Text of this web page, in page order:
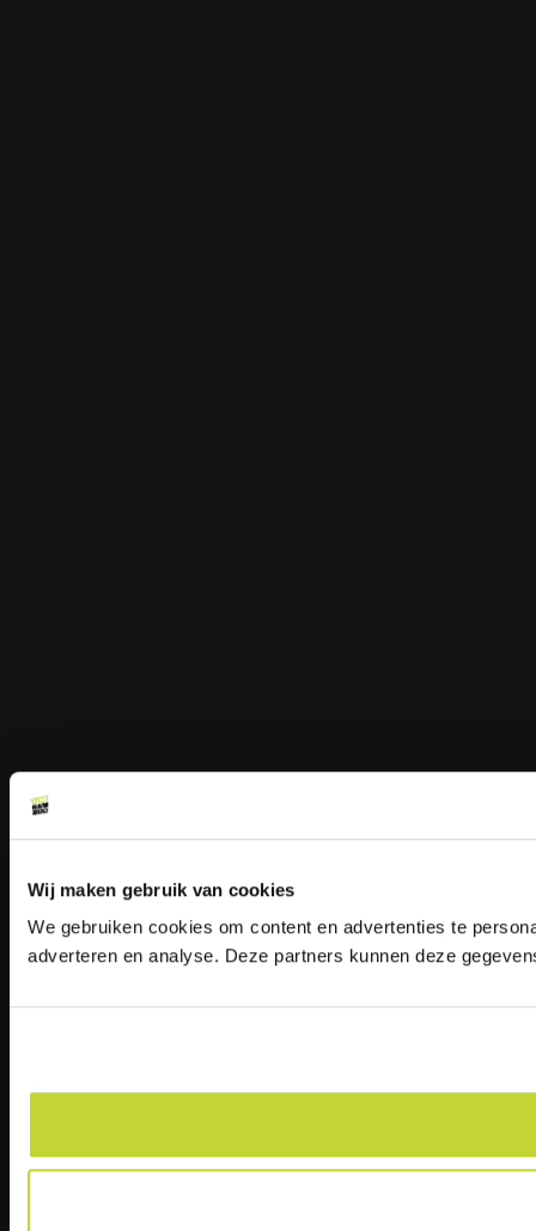
Wij maken gebruik van cookies
We gebruiken cookies om content en advertenties te
adverteren en analyse. Deze partners kunnen deze